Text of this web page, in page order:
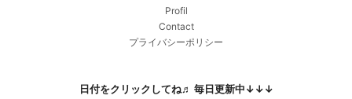
Profil
Contact
プライバシーポリシー
日付をクリックしてね♬ 毎日更新中↓↓↓